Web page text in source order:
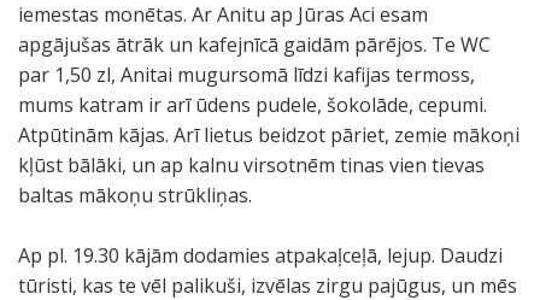
iemestas monētas. Ar Anitu ap Jūras Aci esam
apgājušas ātrāk un kafejnīcā gaidām pārējos. Te WC
par 1,50 zl, Anitai mugursomā līdzi kafijas termoss,
mums katram ir arī ūdens pudele, šokolāde, cepumi.
Atpūtinām kājas. Arī lietus beidzot pāriet, zemie mākoņi
kļūst bālāki, un ap kalnu virsotnēm tinas vien tievas
baltas mākoņu strūkliņas.
Ap pl. 19.30 kājām dodamies atpakaļceļā, lejup. Daudzi
tūristi, kas te vēl palikuši, izvēlas zirgu pajūgus, un mēs